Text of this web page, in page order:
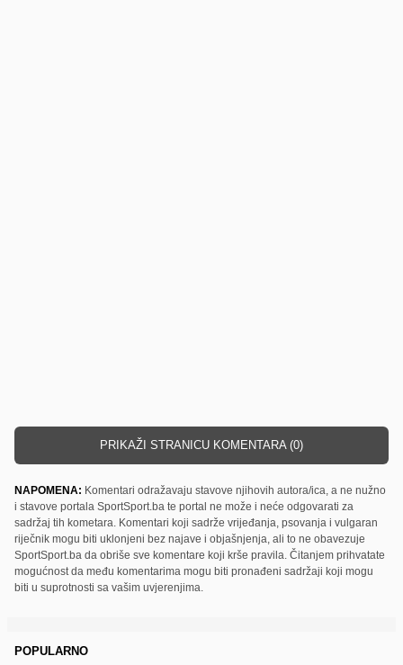
PRIKAŽI STRANICU KOMENTARA (0)
NAPOMENA: Komentari odražavaju stavove njihovih autora/ica, a ne nužno
i stavove portala SportSport.ba te portal ne može i neće odgovarati za
sadržaj tih kometara. Komentari koji sadrže vrijeđanja, psovanja i vulgaran
riječnik mogu biti uklonjeni bez najave i objašnjenja, ali to ne obavezuje
SportSport.ba da obriše sve komentare koji krše pravila. Čitanjem prihvatate
mogućnost da među komentarima mogu biti pronađeni sadržaji koji mogu
biti u suprotnosti sa vašim uvjerenjima.
POPULARNO